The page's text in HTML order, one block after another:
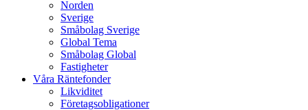
Norden
Sverige
Småbolag Sverige
Global Tema
Småbolag Global
Fastigheter
Våra Räntefonder
Likviditet
Företagsobligationer